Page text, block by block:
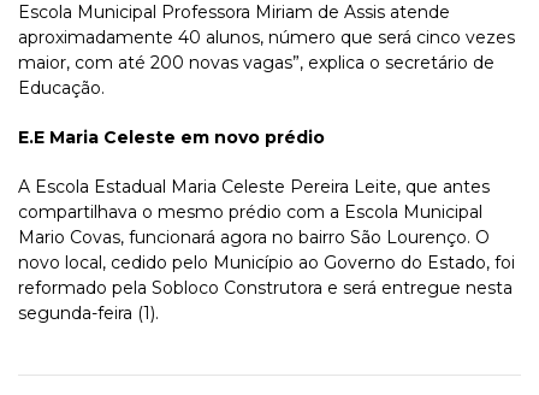
Escola Municipal Professora Miriam de Assis atende
aproximadamente 40 alunos, número que será cinco vezes
maior, com até 200 novas vagas”, explica o secretário de
Educação.
E.E Maria Celeste em novo prédio
A Escola Estadual Maria Celeste Pereira Leite, que antes
compartilhava o mesmo prédio com a Escola Municipal
Mario Covas, funcionará agora no bairro São Lourenço. O
novo local, cedido pelo Município ao Governo do Estado, foi
reformado pela Sobloco Construtora e será entregue nesta
segunda-feira (1).